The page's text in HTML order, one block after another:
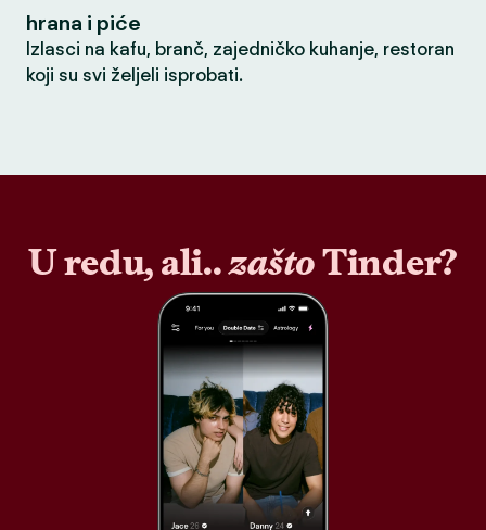
hrana i piće
Izlasci na kafu, branč, zajedničko kuhanje, restoran
koji su svi željeli isprobati.
U redu, ali..zaštoTinder?